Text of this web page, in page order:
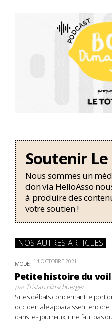
Soutenir
Nous sommes un
don via HelloAsso
à produire des
votre soutien !
NOS AUTRES ARTICLES
MODE 14 OCTOBRE 2021
Petite histoire du
parTristan Hinschberger
Si les débats concernant le port
occidentale apparaissent
dans les journaux, il ne faut pas